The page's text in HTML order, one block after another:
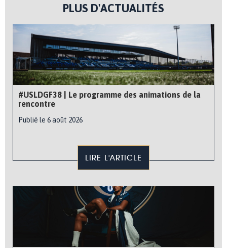
PLUS D'ACTUALITÉS
#USLDGF38 | Le programme des animations de la
rencontre
Publié le 6 août 2026
LIRE L'ARTICLE